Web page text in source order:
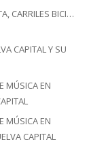
CARRILES BICI…
CAPITAL Y SU
MÚSICA EN
MÚSICA EN
CAPITAL